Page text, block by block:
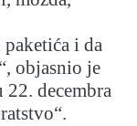
paketića i da
objasnio je
decembra